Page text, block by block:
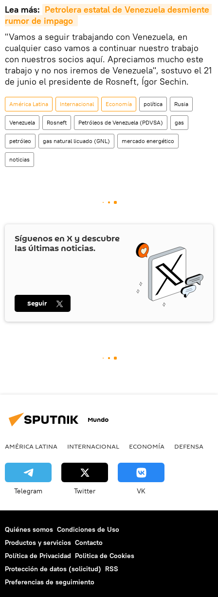
Lea más: Petrolera estatal de Venezuela desmiente
rumor de impago
"Vamos a seguir trabajando con Venezuela, en
cualquier caso vamos a continuar nuestro trabajo
con nuestros socios aquí. Apreciamos mucho este
trabajo y no nos iremos de Venezuela", sostuvo el 21
de junio el presidente de Rosneft, Ígor Sechin.
América Latina Internacional Economía política Rusia
Venezuela Rosneft Petróleos de Venezuela (PDVSA) gas
petróleo gas natural licuado (GNL) mercado energético
noticias
Síguenos en X y descubre
las últimas noticias.
Seguir
Mundo
AMÉRICA LATINA INTERNACIONAL ECONOMÍA DEFENSA
Telegram Twitter VK
Quiénes somos Condiciones de Uso
Productos y servicios Contacto
Política de Privacidad Politica de Cookies
Protección de datos (solicitud) RSS
Preferencias de seguimiento